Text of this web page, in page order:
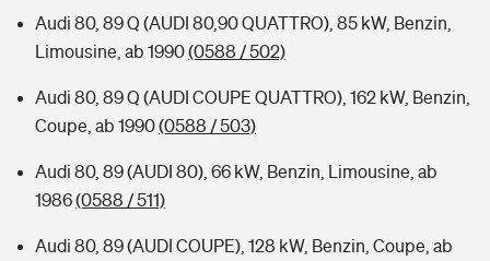
Audi 80, 89 Q (AUDI 80,90 QUATTRO), 85 kW, Benzin,
Limousine, ab 1990(0588 / 502)
Audi 80, 89 Q (AUDI COUPE QUATTRO), 162 kW, Benzin,
Coupe, ab 1990(0588 / 503)
Audi 80, 89 (AUDI 80), 66 kW, Benzin, Limousine, ab
1986(0588 / 511)
Audi 80, 89 (AUDI COUPE), 128 kW, Benzin, Coupe, ab